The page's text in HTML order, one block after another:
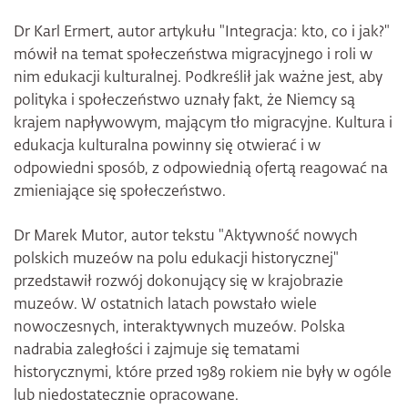
Dr Karl Ermert, autor artykułu "Integracja: kto, co i jak?"
mówił na temat społeczeństwa migracyjnego i roli w
nim edukacji kulturalnej. Podkreślił jak ważne jest, aby
polityka i społeczeństwo uznały fakt, że Niemcy są
krajem napływowym, mającym tło migracyjne. Kultura i
edukacja kulturalna powinny się otwierać i w
odpowiedni sposób, z odpowiednią ofertą reagować na
zmieniające się społeczeństwo.
Dr Marek Mutor, autor tekstu "Aktywność nowych
polskich muzeów na polu edukacji historycznej"
przedstawił rozwój dokonujący się w krajobrazie
muzeów. W ostatnich latach powstało wiele
nowoczesnych, interaktywnych muzeów. Polska
nadrabia zaległości i zajmuje się tematami
historycznymi, które przed 1989 rokiem nie były w ogóle
lub niedostatecznie opracowane.